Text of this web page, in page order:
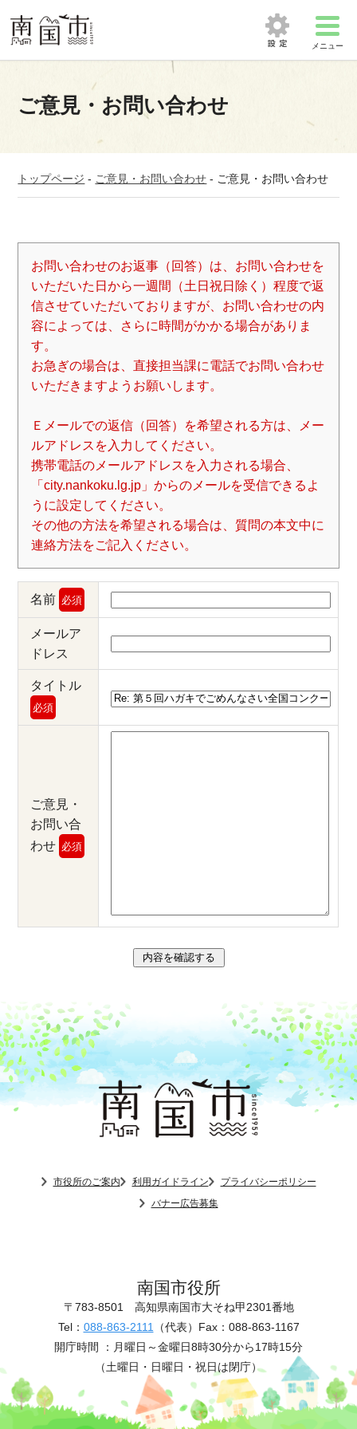
メニュー
ご意見・お問い合わせ
トップページ - ご意見・お問い合わせ - ご意見・お問い合わせ
お問い合わせのお返事（回答）は、お問い合わせを
いただいた日から一週間（土日祝日除く）程度で返
信させていただいておりますが、お問い合わせの内
容によっては、さらに時間がかかる場合がありま
す。
お急ぎの場合は、直接担当課に電話でお問い合わせ
いただきますようお願いします。
Ｅメールでの返信（回答）を希望される方は、メー
ルアドレスを入力してください。
携帯電話のメールアドレスを入力される場合、
「city.nankoku.lg.jp」からのメールを受信できるよ
うに設定してください。
その他の方法を希望される場合は、質問の本文中に
連絡方法をご記入ください。
名前 必須
メールア
ドレス
タイトル
必須
ご意見・
お問い合
わせ 必須
市役所のご案内 利用ガイドライン
プライバシーポリシー
バナー広告募集
南国市役所
〒783-8501 高知県南国市大そね甲2301番地
Tel： 088-863-2111 （代表） Fax：088-863-1167
開庁時間 ： 月曜日～金曜日8時30分から17時15分
（土曜日・日曜日・祝日は閉庁）